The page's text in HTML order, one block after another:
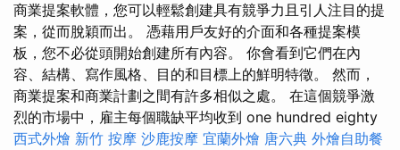
商業提案軟體，您可以輕鬆創建具有競爭力且引人注目的提
案，從而脫穎而出。 憑藉用戶友好的介面和各種提案模
板，您不必從頭開始創建所有內容。 你會看到它們在內
容、結構、寫作風格、目的和目標上的鮮明特徵。 然而，
商業提案和商業計劃之間有許多相似之處。 在這個競爭激
烈的市場中，雇主每個職缺平均收到 one hundred eighty
西式外燴 新竹 按摩 沙鹿按摩 宜蘭外燴 唐六典 外燴自助餐